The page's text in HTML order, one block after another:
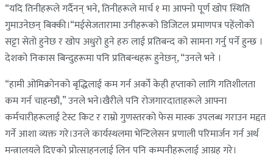
“यदि तिनीहरूले गर्दैनन् भने, तिनीहरूले मार्च १ मा आफ्नो पूर्ण खोप स्थिति
गुमाउनेछन् बिक्की।“मईसेजतारामा उनीहरूको डिजिटल प्रमाणपत्र पहेंलोको
सट्टा सेतो हुनेछ र खोप अधुरो हुने हरु लाई प्रतिबन्द को सामना गर्नु पर्ने हुन्छ ।
देशको निकास बिन्दुहरूमा पनि प्रतिबन्धहरू हुनेछन्, “उनले भने ।
“हामी ओमिक्रोनको बृद्धिलाई कम गर्न अर्को केही हप्ताको लागि गतिशीलता
कम गर्न चाहन्छौं,” उनले भने।खैरीले पनि रोजगारदाताहरूले आफ्ना
कर्मचारीहरूलाई टेस्ट किट र राम्रो गुणस्तरको फेस मास्क उपलब्ध गराउन मद्दत
गर्ने आशा व्यक्त गरे।उनले कार्यस्थलमा भेन्टिलेसन प्रणाली परिमार्जन गर्न अर्थ
मन्त्रालयले दिएको प्रोत्साहनलाई लिन पनि कम्पनीहरूलाई आग्रह गरे।